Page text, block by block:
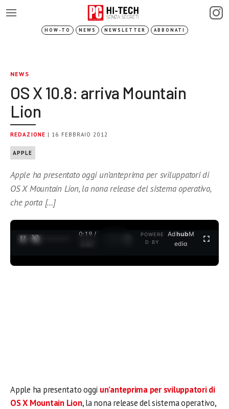
HOW-TO NEWS NEWSLETTER ABBONATI
NEWS
OS X 10.8: arriva Mountain
Lion
REDAZIONE | 16 FEBBRAIO 2012
APPLE
Apple ha presentato oggi un’anteprima per sviluppatori di
OS X Mountain Lion, la nona release del sistema operativo,
che porta […]
0:19 /
3:37
POWERE
D BY
AdhubM
edia
Apple ha presentato oggi un’anteprima per sviluppatori di
OS X Mountain Lion, la nona release del sistema operativo,